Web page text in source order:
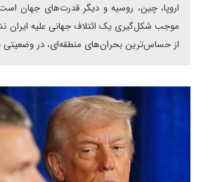
اروپا، چین، روسیه و دیگر قدرت‌های جهان
موجب شکل‌گیری یک ائتلاف جهانی علیه ایران
از حساس‌ترین بحران‌های منطقه‌ای، در وضعیتی